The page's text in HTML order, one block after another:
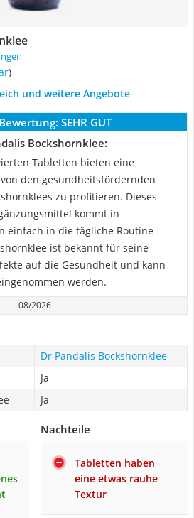
)
und weitere Angebote
SEHR GUT
Bockshornklee:
Tabletten bieten eine
den gesundheitsfördernden
zu profitieren. Dieses
kommt in
einfach in die tägliche Routine
ist bekannt für seine
auf die Gesundheit und kann
werden.
08/2026
Dr Pandalis Bockshornklee
Ja
Ja
Nachteile
Tabletten haben
eine etwas rauhe
Textur